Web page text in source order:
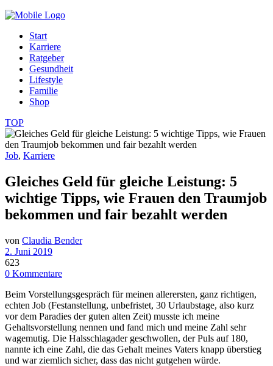
Start
Karriere
Ratgeber
Gesundheit
Lifestyle
Familie
Shop
TOP
Job, Karriere
Gleiches Geld für gleiche Leistung: 5
wichtige Tipps, wie Frauen den Traumjob
bekommen und fair bezahlt werden
von Claudia Bender
2. Juni 2019
623
0 Kommentare
Beim Vorstellungsgespräch für meinen allerersten, ganz richtigen,
echten Job (Festanstellung, unbefristet, 30 Urlaubstage, also kurz
vor dem Paradies der guten alten Zeit) musste ich meine
Gehaltsvorstellung nennen und fand mich und meine Zahl sehr
wagemutig. Die Halsschlagader geschwollen, der Puls auf 180,
nannte ich eine Zahl, die das Gehalt meines Vaters knapp überstieg
und war ziemlich sicher, dass das nicht gutgehen würde.